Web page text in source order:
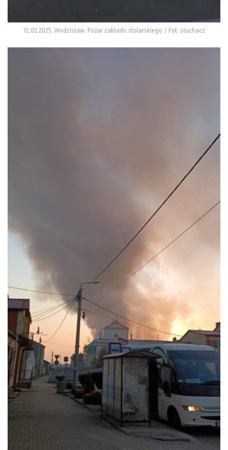
12.02.2025. Wodzisław. Pożar zakładu stolarskiego / Fot. słuchacz